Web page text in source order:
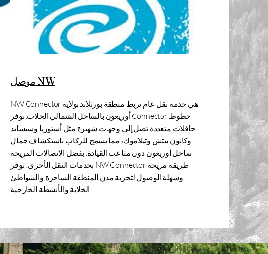
موصل NW
NW Connector هي خدمة نقل عام تربط منطقة بورتلاند بولاية
أوريغون بالساحل الشمالي الخلاب. توفر Connector خطوط
حافلات متعددة تصل إلى وجهات شهيرة مثل أستوريا وسيسايد
وكانون بيتش وتيلاموك، مما يسمح للركاب باستكشاف جمال
ساحل أوريغون دون متاعب القيادة. بفضل الاتصالات المريحة
بخدمات النقل الأخرى، توفر NW Connector طريقة مريحة
وسهلة الوصول لتجربة مدن المنطقة الساحرة والشواطئ
الخلابة والأنشطة الخارجية.